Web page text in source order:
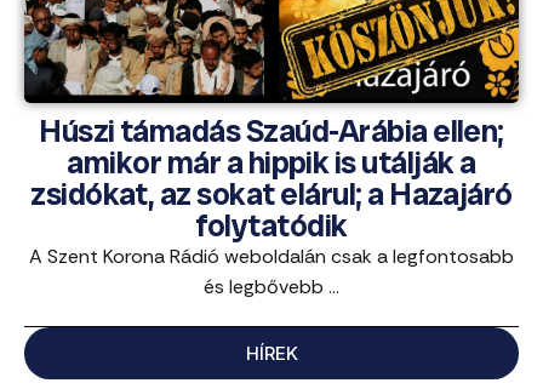
Húszi támadás Szaúd-Arábia ellen;
amikor már a hippik is utálják a
zsidókat, az sokat elárul; a Hazajáró
folytatódik
A Szent Korona Rádió weboldalán csak a legfontosabb
és legbővebb ...
HÍREK